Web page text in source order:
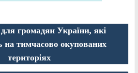
громадян України, які
тимчасово окупованих
територіях